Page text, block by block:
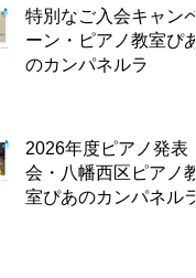
特別なご入会キャンペ
ーン・ピアノ教室ぴあ
のカンパネルラ
2026年度ピアノ発表
会・八幡西区ピアノ教
室ぴあのカンパネルラ